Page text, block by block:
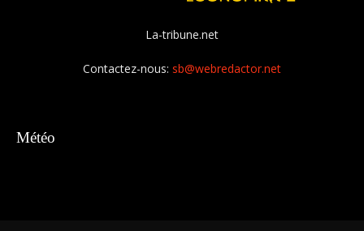
La-tribune.net
Contactez-nous: sb@webredactor.net
Météo